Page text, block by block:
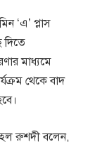
‘এ’ প্লাস
দিতে
মাধ্যমে
থেকে বাদ
রুশদী বলেন,